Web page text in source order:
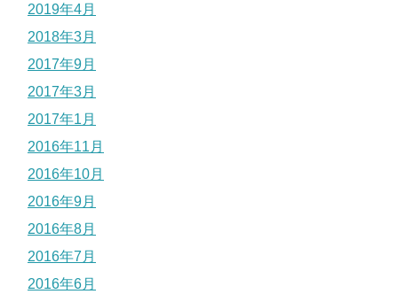
2019年4月
2018年3月
2017年9月
2017年3月
2017年1月
2016年11月
2016年10月
2016年9月
2016年8月
2016年7月
2016年6月